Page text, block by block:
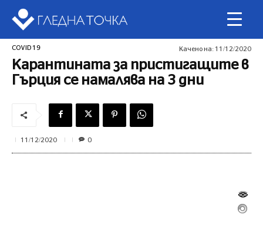
COVID 19 Качено на: 11/12/2020
Карантината за пристигащите в
Гърция се намалява на 3 дни
11/12/2020 0